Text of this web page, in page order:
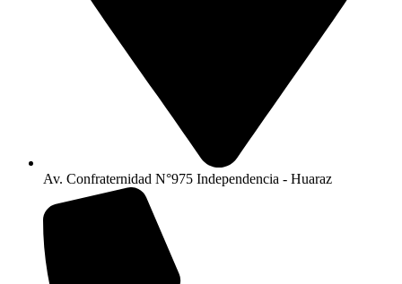
Av. Confraternidad N°975 Independencia - Huaraz